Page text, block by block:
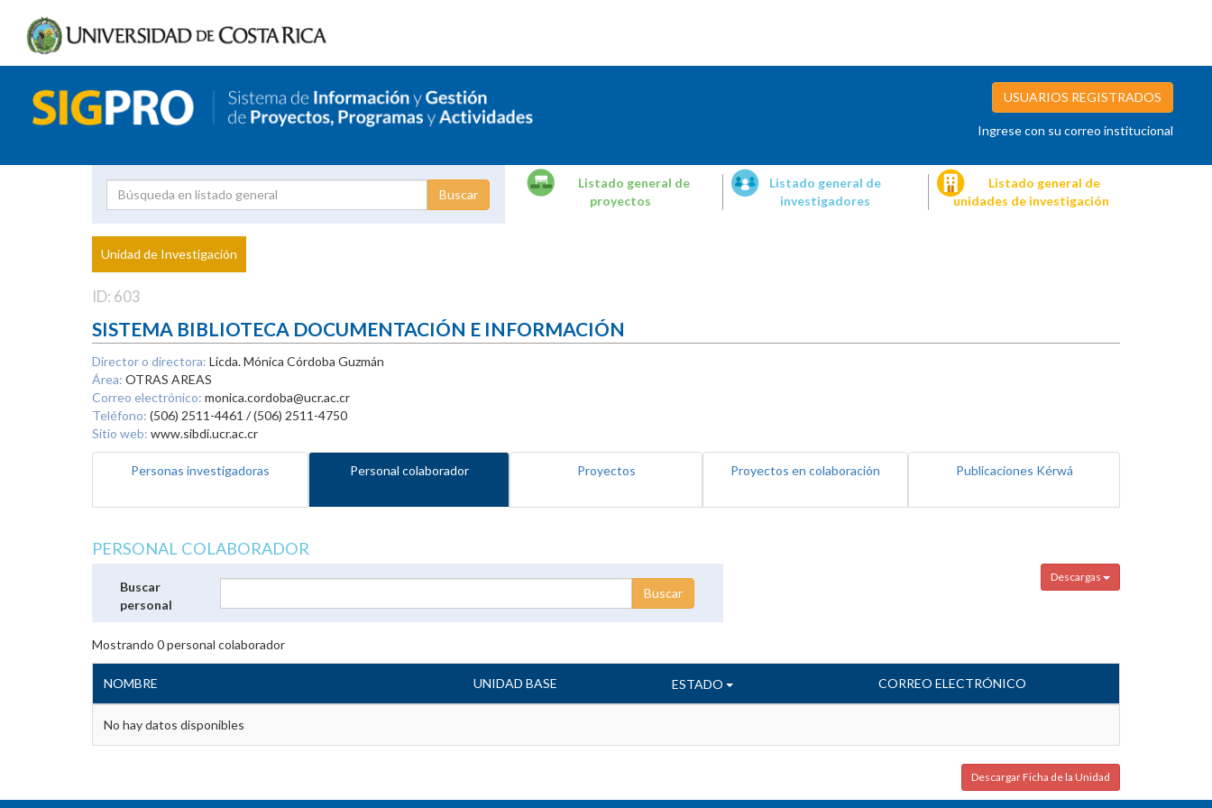
USUARIOS REGISTRADOS
Ingrese con su correo institucional
Proyecto
Investigador
Listado general de
proyectos
Listado general de
investigadores
Listado general de
unidades de investigación
Unidad de Investigación
ID: 603
SISTEMA BIBLIOTECA DOCUMENTACIÓN E INFORMACIÓN
Director o directora: Licda. Mónica Córdoba Guzmán
Área: OTRAS AREAS
Correo electrónico: monica.cordoba@ucr.ac.cr
Teléfono: (506) 2511-4461 / (506) 2511-4750
Sitio web: www.sibdi.ucr.ac.cr
Personas investigadoras Personal colaborador Proyectos Proyectos en colaboración Publicaciones Kérwá
PERSONAL COLABORADOR
Descargas
Buscar
personal
Mostrando 0personal colaborador
NOMBRE UNIDAD BASE ESTADO CORREO ELECTRÓNICO
No hay datos disponibles
Descargar Ficha de la Unidad